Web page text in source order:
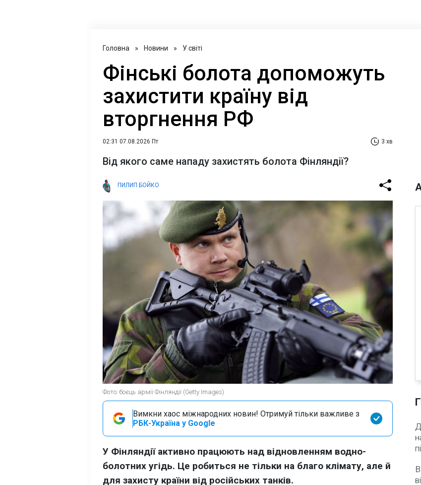
Головна » Новини » У світі
Фінські болота допоможуть
захистити країну від
вторгнення РФ
02:31 07.08.2026 Пт 3 хв
Від якого саме нападу захистять болота Фінляндії?
ПИЛИП БОЙКО
Фото: боєць армії Фінляндії (Getty Images)
Вимкни хаос міжнародних новин! Отримуй тільки важливе з
РБК-Україна у Google
У Фінляндії активно працюють над відновленням водно-
болотних угідь. Це робиться не тільки на благо клімату, але й
для захисту країни від російських танків.